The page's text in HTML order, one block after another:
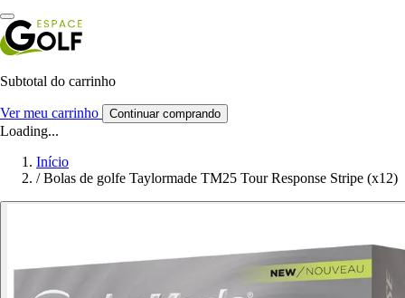
Subtotal do carrinho
Ver meu carrinho Continuar comprando
Loading...
Início
/ Bolas de golfe Taylormade TM25 Tour Response Stripe (x12)